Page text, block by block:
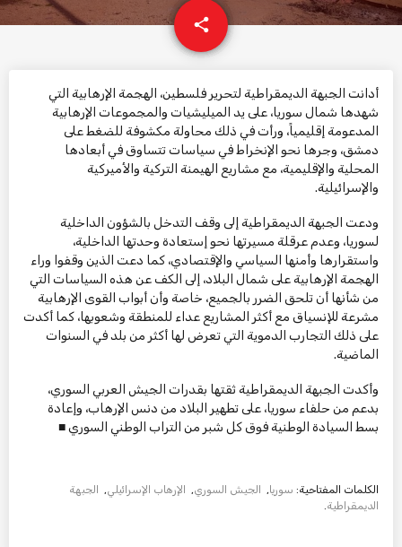
share
email
أدانت الجبهة الديمقراطية لتحرير فلسطين، الهجمة الإرهابية التي
شهدها شمال سوريا، على يد الميليشيات والمجموعات الإرهابية
المدعومة إقليمياً، ورأت في ذلك محاولة مكشوفة للضغط على
دمشق، وجرها نحو الإنخراط في سياسات تتساوق في أبعادها
المحلية والإقليمية، مع مشاريع الهيمنة التركية والأميركية
والإسرائيلية.
ودعت الجبهة الديمقراطية إلى وقف التدخل بالشؤون الداخلية
لسوريا، وعدم عرقلة مسيرتها نحو إستعادة وحدتها الداخلية،
واستقرارها وأمنها السياسي والإقتصادي، كما دعت الذين وقفوا وراء
الهجمة الإرهابية على شمال البلاد، إلى الكف عن هذه السياسات التي
من شأنها أن تلحق الضرر بالجميع، خاصة وأن أبواب القوى الإرهابية
مشرعة للإنسياق مع أكثر المشاريع عداء للمنطقة وشعوبها، كما أكدت
على ذلك التجارب الدموية التي تعرض لها أكثر من بلد في السنوات
الماضية.
وأكدت الجبهة الديمقراطية ثقتها بقدرات الجيش العربي السوري،
بدعم من حلفاء سوريا، على تطهير البلاد من دنس الإرهاب، وإعادة
بسط السيادة الوطنية فوق كل شبر من التراب الوطني السوري ■
الكلمات المفتاحية: سوريا, الجيش السوري, الإرهاب الإسرائيلي,
الجبهة
الديمقراطية.